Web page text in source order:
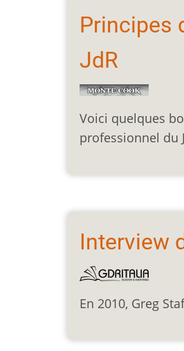
Principes
JdR
Voici quelques
professionnel du
Interview
En 2010, Greg